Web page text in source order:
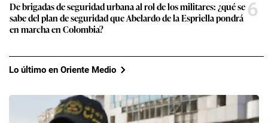
De brigadas de seguridad urbana al rol de los militares: ¿qué se
sabe del plan de seguridad que Abelardo de la Espriella pondrá
en marcha en Colombia?
6
Lo último en Oriente Medio